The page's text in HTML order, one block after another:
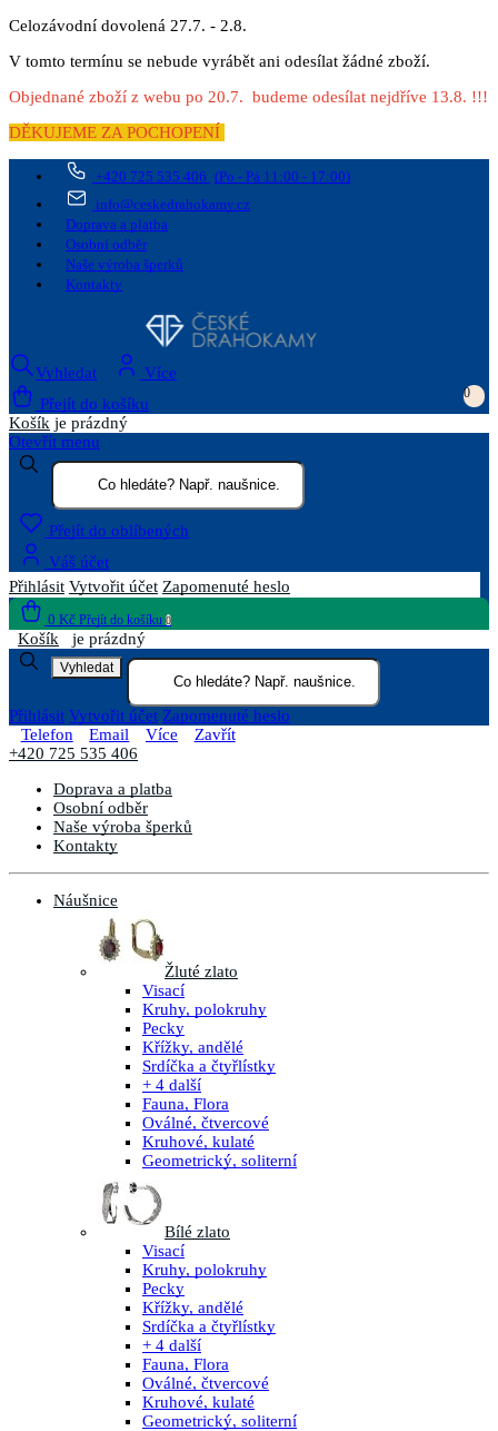
Celozávodní dovolená 27.7. - 2.8.
V tomto termínu se nebude vyrábět ani odesílat žádné zboží.
Objednané zboží z webu po 20.7. budeme odesílat nejdříve 13.8. !!!
DĚKUJEME ZA POCHOPENÍ
+420 725 535 406 (Po - Pá 11:00 - 17:00)
info@ceskedrahokamy.cz
Doprava a platba
Osobní odběr
Naše výroba šperků
Kontakty
Vyhledat
Více
Přejít do košíku
0
Košík je prázdný
Otevřít menu
Přejít do oblíbených
Váš účet
Přihlásit Vytvořit účet Zapomenuté heslo
0 Kč Přejít do košíku 0
Košík je prázdný
Vyhledat
Přihlásit Vytvořit účet Zapomenuté heslo
Telefon
Email Více
Zavřít
+420 725 535 406
Doprava a platba
Osobní odběr
Naše výroba šperků
Kontakty
Náušnice
Žluté zlato
Visací
Kruhy, polokruhy
Pecky
Křížky, andělé
Srdíčka a čtyřlístky
+ 4 další
Fauna, Flora
Oválné, čtvercové
Kruhové, kulaté
Geometrický, soliterní
Bílé zlato
Visací
Kruhy, polokruhy
Pecky
Křížky, andělé
Srdíčka a čtyřlístky
+ 4 další
Fauna, Flora
Oválné, čtvercové
Kruhové, kulaté
Geometrický, soliterní